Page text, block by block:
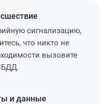
сигнализацию,
что никто не
вызовите
и данные